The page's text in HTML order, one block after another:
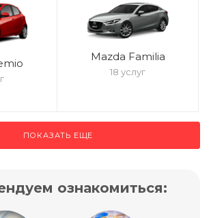
Mazda Familia
18 услуг
ПОКАЗАТЬ ЕЩЕ
ознакомиться: